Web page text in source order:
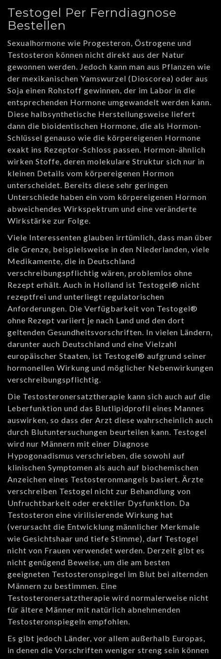
Testogel Per Ferndiagnose
Bestellen
Sexualhormone wie Progesteron, Östrogene und
Testosteron können nicht direkt aus der Natur
gewonnen werden. Jedoch kann man aus Pflanzen wie
der mexikanischen Yamswurzel (Dioscorea) oder aus
Soja einen Rohstoff gewinnen, der im Labor in die
entsprechenden Hormone umgewandelt werden kann.
Diese halbsynthetische Herstellungsweise liefert
dann die bioidentischen Hormone, die als Hormon-
Schlüssel genauso wie die körpereigenen Hormone
exakt ins Rezeptor-Schloss passen. Hormon-ähnlich
wirken Stoffe, deren molekulare Struktur sich nur in
kleinen Details vom körpereigenen Hormon
unterscheidet. Bereits diese sehr geringen
Unterschiede haben ein vom körpereigenen Hormon
abweichendes Wirkspektrum und eine veränderte
Wirkstärke zur Folge.
Viele Interessenten glauben irrtümlich, dass man über
die Grenze, beispielsweise in den Niederlanden, viele
Medikamente, die in Deutschland
verschreibungspflichtig wären, problemlos ohne
Rezept erhält. Auch in Holland ist Testogel® nicht
rezeptfrei und unterliegt regulatorischen
Anforderungen. Die Verfügbarkeit von Testogel®
ohne Rezept variiert je nach Land und den dort
geltenden Gesundheitsvorschriften. In vielen Ländern,
darunter auch Deutschland und eine Vielzahl
europäischer Staaten, ist Testogel® aufgrund seiner
hormonellen Wirkung und möglicher Nebenwirkungen
verschreibungspflichtig.
Die Testosteronersatztherapie kann sich auch auf die
Leberfunktion und das Blutlipidprofil eines Mannes
auswirken, so dass der Arzt diese wahrscheinlich auch
durch Blutuntersuchungen beurteilen kann. Testogel
wird nur Männern mit einer Diagnose
Hypogonadismus verschrieben, die sowohl auf
klinischen Symptomen als auch auf biochemischen
Anzeichen eines Testosteronmangels basiert. Ärzte
verschreiben Testogel nicht zur Behandlung von
Unfruchtbarkeit oder erektiler Dysfunktion. Da
Testosteron eine virilisierende Wirkung hat
(verursacht die Entwicklung männlicher Merkmale
wie Gesichtshaar und tiefe Stimme), darf Testogel
nicht von Frauen verwendet werden. Derzeit gibt es
nicht genügend Beweise, um die am besten
geeigneten Testosteronspiegel im Blut bei alternden
Männern zu bestimmen. Eine
Testosteronersatztherapie wird normalerweise nicht
für ältere Männer mit natürlich abnehmenden
Testosteronspiegeln empfohlen.
Es gibt jedoch Länder, vor allem außerhalb Europas,
in denen die Vorschriften weniger streng sein können